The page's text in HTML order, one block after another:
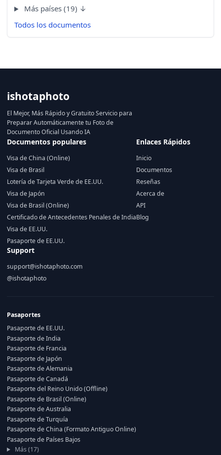
Más países (19) ↓
Todos los documentos
ishotaphoto
El Mejor, Más Rápido y Gratuito Servicio para
Preparar Automáticamente tu Foto de
Documento Oficial Usando IA
Documentos populares
Visa de China (Online)
Visa de Brasil
Lotería de Tarjeta Verde de EE.UU.
Visa de Japón
Visa de Brasil (Online)
Certificado de Antecedentes Penales de India
Visa de EE.UU.
Pasaporte de EE.UU.
Enlaces Rápidos
Inicio
Documentos
Reseñas
Acerca de
API
Blog
Support
support@ishotaphoto.com
@ishotaphoto
Pasaportes
Pasaporte de EE.UU.
Pasaporte de India
Pasaporte de Francia
Pasaporte de Japón
Pasaporte de Alemania
Pasaporte de Canadá
Pasaporte del Reino Unido (Offline)
Pasaporte de Brasil (Online)
Pasaporte de Australia
Pasaporte de Turquía
Pasaporte de China (Formato Antiguo Online)
Pasaporte de Países Bajos
Más (17)